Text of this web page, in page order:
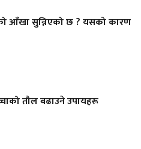
आँखा सुन्निएको छ ? यसको कारण
तौल बढाउने उपायहरू